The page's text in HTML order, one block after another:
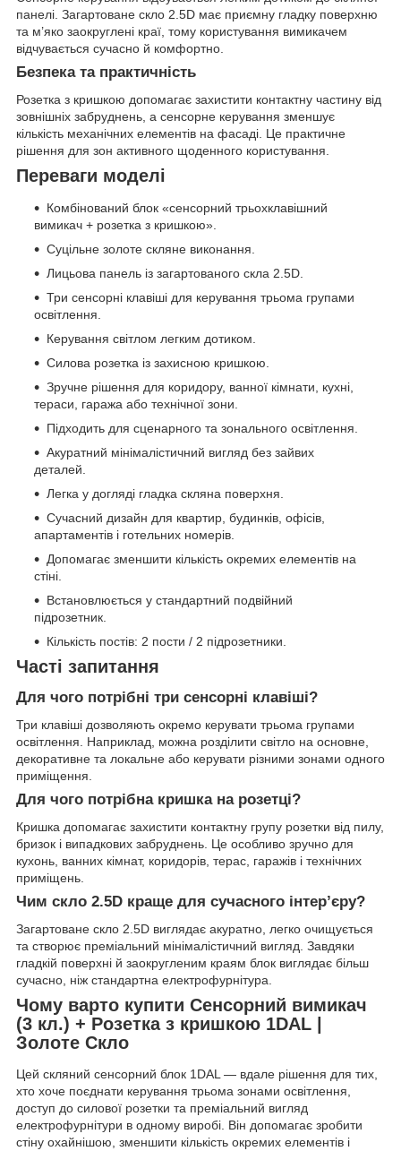
панелі. Загартоване скло 2.5D має приємну гладку поверхню
та м’яко заокруглені краї, тому користування вимикачем
відчувається сучасно й комфортно.
Безпека та практичність
Розетка з кришкою допомагає захистити контактну частину від
зовнішніх забруднень, а сенсорне керування зменшує
кількість механічних елементів на фасаді. Це практичне
рішення для зон активного щоденного користування.
Переваги моделі
Комбінований блок «сенсорний трьохклавішний
вимикач + розетка з кришкою».
Суцільне золоте скляне виконання.
Лицьова панель із загартованого скла 2.5D.
Три сенсорні клавіші для керування трьома групами
освітлення.
Керування світлом легким дотиком.
Силова розетка із захисною кришкою.
Зручне рішення для коридору, ванної кімнати, кухні,
тераси, гаража або технічної зони.
Підходить для сценарного та зонального освітлення.
Акуратний мінімалістичний вигляд без зайвих
деталей.
Легка у догляді гладка скляна поверхня.
Сучасний дизайн для квартир, будинків, офісів,
апартаментів і готельних номерів.
Допомагає зменшити кількість окремих елементів на
стіні.
Встановлюється у стандартний подвійний
підрозетник.
Кількість постів: 2 пости / 2 підрозетники.
Часті запитання
Для чого потрібні три сенсорні клавіші?
Три клавіші дозволяють окремо керувати трьома групами
освітлення. Наприклад, можна розділити світло на основне,
декоративне та локальне або керувати різними зонами одного
приміщення.
Для чого потрібна кришка на розетці?
Кришка допомагає захистити контактну групу розетки від пилу,
бризок і випадкових забруднень. Це особливо зручно для
кухонь, ванних кімнат, коридорів, терас, гаражів і технічних
приміщень.
Чим скло 2.5D краще для сучасного інтер’єру?
Загартоване скло 2.5D виглядає акуратно, легко очищується
та створює преміальний мінімалістичний вигляд. Завдяки
гладкій поверхні й заокругленим краям блок виглядає більш
сучасно, ніж стандартна електрофурнітура.
Чому варто купити Сенсорний вимикач
(3 кл.) + Розетка з кришкою 1DAL |
Золоте Скло
Цей скляний сенсорний блок 1DAL — вдале рішення для тих,
хто хоче поєднати керування трьома зонами освітлення,
доступ до силової розетки та преміальний вигляд
електрофурнітури в одному виробі. Він допомагає зробити
стіну охайнішою, зменшити кількість окремих елементів і